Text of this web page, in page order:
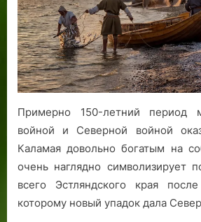
Примерно 150-летний период
войной и Северной войной
Каламая довольно богатым на
очень наглядно символизирует
всего Эстляндского края
которому новый упадок дала